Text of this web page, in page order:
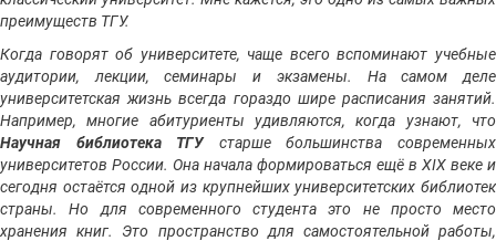
преимуществ ТГУ.
Когда говорят об университете, чаще всего вспоминают учебные
аудитории, лекции, семинары и экзамены. На самом деле
университетская жизнь всегда гораздо шире расписания занятий.
Например, многие абитуриенты удивляются, когда узнают, что
Научная библиотека ТГУ старше большинства современных
университетов России. Она начала формироваться ещё в XIX веке и
сегодня остаётся одной из крупнейших университетских библиотек
страны. Но для современного студента это не просто место
хранения книг. Это пространство для самостоятельной работы,